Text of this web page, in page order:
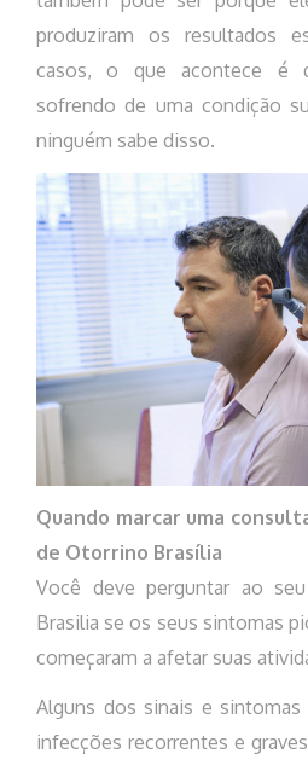
produziram os resultados
casos, o que acontece é
sofrendo de uma condição
ninguém sabe disso.
Quando marcar uma
de Otorrino Brasília
Você deve perguntar ao
Brasilia se os seus sintomas
começaram a afetar suas
Alguns dos sinais e
infecções recorrentes e